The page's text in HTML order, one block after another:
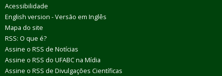
Acessibilidade
English version - Versão em Inglês
Mapa do site
RSS: O que é?
Assine o RSS de Notícias
Assine o RSS do UFABC na Mídia
Assine o RSS de Divulgações Científicas